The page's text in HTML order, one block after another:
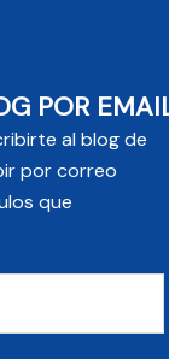
POR
al blog de
por correo
que